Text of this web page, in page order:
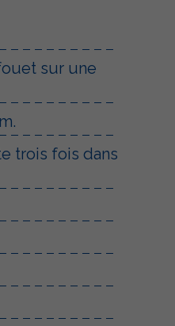
sur une
trois fois dans